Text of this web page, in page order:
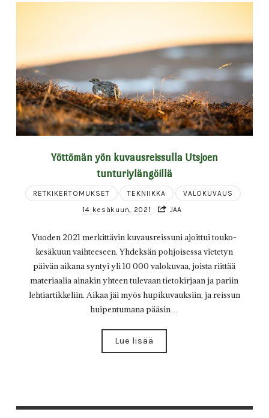
Yöttömän yön kuvausreissulla Utsjoen
tunturiylängöillä
RETKIKERTOMUKSET TEKNIIKKA
VALOKUVAUS
14 kesäkuun, 2021
JAA
Vuoden 2021 merkittävin kuvausreissuni ajoittui touko-
kesäkuun vaihteeseen. Yhdeksän pohjoisessa vietetyn
päivän aikana syntyi yli 10 000 valokuvaa, joista riittää
materiaalia ainakin yhteen tulevaan tietokirjaan ja pariin
lehtiartikkeliin. Aikaa jäi myös hupikuvauksiin, ja reissun
huipentumana pääsin…
Lue lisää